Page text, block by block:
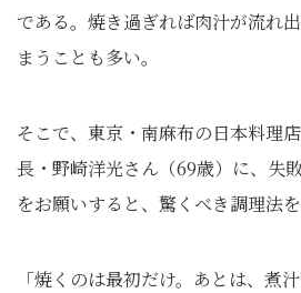
である。焼き過ぎれば肉汁が流れ
まうことも多い。
そこで、東京・南麻布の日本料理
長・野崎洋光さん（69歳）に、失
をお願いすると、驚くべき調理法を
「焼くのは最初だけ。あとは、煮